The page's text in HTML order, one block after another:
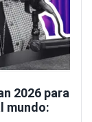
2026 para
mundo: